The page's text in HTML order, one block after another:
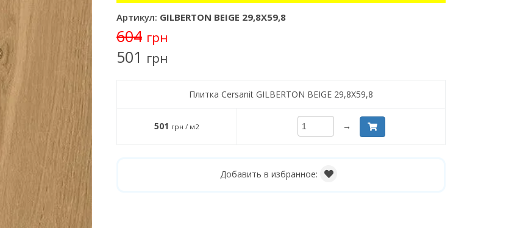
Артикул: GILBERTON BEIGE 29,8X59,8
604 грн
501 грн
Плитка Cersanit GILBERTON BEIGE 29,8X59,8
501 грн / м2 →
Добавить в избранное: